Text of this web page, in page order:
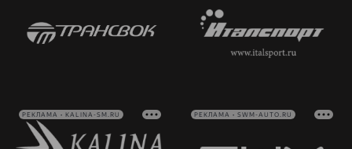
РЕКЛАМА • KALINA-SM.RU РЕКЛАМА • SWM-AUTO.RU